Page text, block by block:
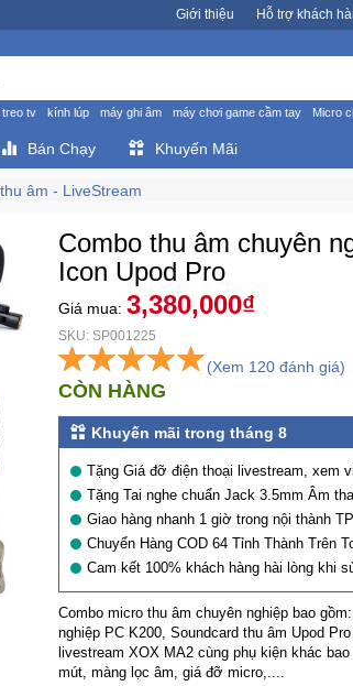
Giới thiệu Hỗ trợ khách
treo tv kính lúp máy ghi âm máy chơi game cầm tay Micro
Bán Chạy Khuyến Mãi
âm - LiveStream
Combo thu âm chuyên
Icon Upod Pro
Giá mua: 3,380,000₫
SKU: SP001225
(Xem 120 đánh giá)
CÒN HÀNG
Khuyến mãi trong tháng 8
Tặng Giá đỡ điện thoại livestream, xem
Tặng Tai nghe chuẩn Jack 3.5mm Âm
Giao hàng nhanh 1 giờ trong nội thành
Chuyển Hàng COD 64 Tỉnh Thành Trên
Cam kết 100% khách hàng hài lòng khi
Combo micro thu âm chuyên nghiệp bao
nghiệp PC K200, Soundcard thu âm Upod
livestream XOX MA2 cùng phụ kiện khác
mút, màng lọc âm, giá đỡ micro,....